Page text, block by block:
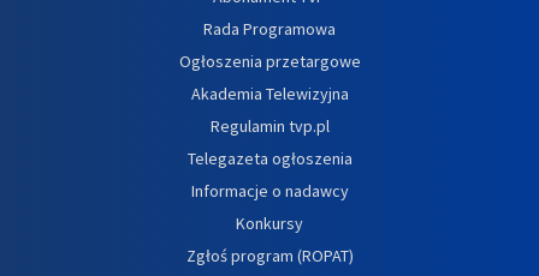
Rada Programowa
Ogłoszenia przetargowe
Akademia Telewizyjna
Regulamin tvp.pl
Telegazeta ogłoszenia
Informacje o nadawcy
Konkursy
Zgłoś program (ROPAT)